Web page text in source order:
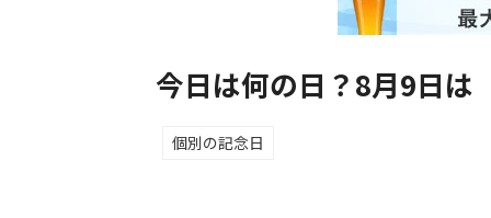
今日は何の日？8月9日
個別の記念日